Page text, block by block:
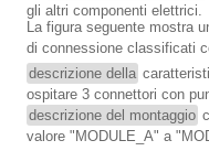
gli altri componenti elettrici.
La figura seguente mostra
di connessione classificati
descrizione della
ospitare 3 connettori con
descrizione del montaggio
valore "MODULE_A" a